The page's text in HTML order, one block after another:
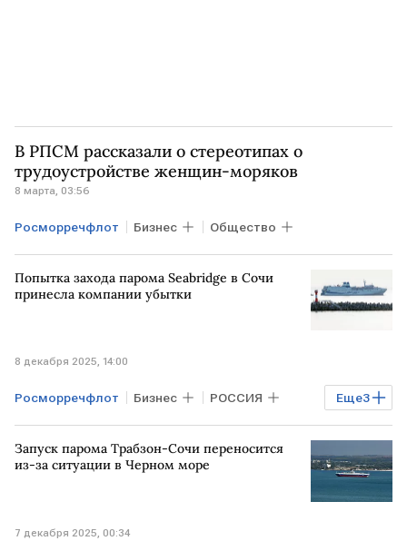
В РПСМ рассказали о стереотипах о
трудоустройстве женщин-моряков
8 марта, 03:56
Росморречфлот Бизнес Общество
Попытка захода парома Seabridge в Сочи
принесла компании убытки
8 декабря 2025, 14:00
Еще3
Росморречфлот Бизнес РОССИЯ
СОЧИ Черное море ТУРЦИЯ
Запуск парома Трабзон-Сочи переносится
из-за ситуации в Черном море
7 декабря 2025, 00:34